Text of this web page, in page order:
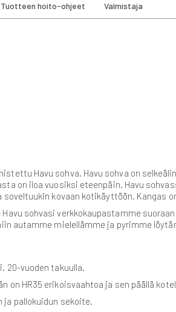
Havu sohva. Havu sohva on
on iloa vuosiksi eteenpäin. Havu
soveltuukin kovaan kotikäyttöön. Kangas
sohvasi verkkokaupastamme
autamme mielellämme ja pyrimme
20-vuoden takuulla.
on HR35 erikoisvaahtoa ja sen päällä
ja pallokuidun sekoite.
Tuotteen hoito-ohjeet Valmistaja